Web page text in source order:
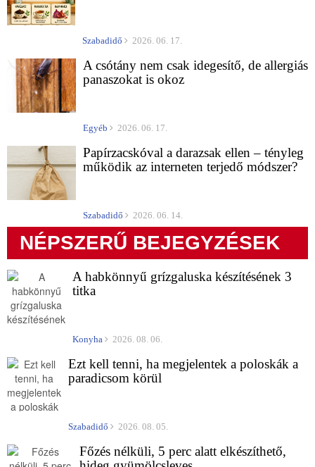
Szabadidő 2026. 06. 17.
A csótány nem csak idegesítő, de allergiás
panaszokat is okoz
Egyéb 2026. 06. 17.
Papírzacskóval a darazsak ellen – tényleg
működik az interneten terjedő módszer?
Szabadidő 2026. 06. 14.
NÉPSZERŰ BEJEGYZÉSEK
A habkönnyű grízgaluska készítésének 3
titka
Konyha 2026. 08. 06.
Ezt kell tenni, ha megjelentek a poloskák a
paradicsom körül
Szabadidő 2026. 08. 05.
Főzés nélküli, 5 perc alatt elkészíthető,